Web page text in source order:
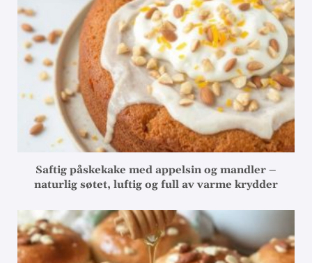
Saftig påskekake med appelsin og mandler –
naturlig søtet, luftig og full av varme krydder